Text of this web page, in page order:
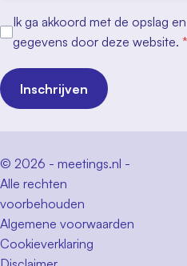
Ik ga akkoord met de opslag
gegevens door deze website. *
Inschrijven
© 2026 - meetings.nl -
Alle rechten
voorbehouden
Algemene voorwaarden
Cookieverklaring